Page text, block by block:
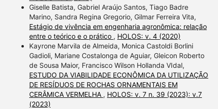
Giselle Batista, Gabriel Araújo Santos, Tiago Badre
Marino, Sandra Regina Gregorio, Gilmar Ferreira Vita,
Estágio de vivência em engenharia agronômica: relação
entre o teórico e o prático , HOLOS: v. 4 (2020)
Kayrone Marvila de Almeida, Monica Castoldi Borlini
Gadioli, Mariane Costalonga de Aguiar, Gleicon Roberto
de Sousa Maior, Francisco Wilson Hollanda VIdal,
ESTUDO DA VIABILIDADE ECONÔMICA DA UTILIZAÇÃO
DE RESÍDUOS DE ROCHAS ORNAMENTAIS EM
CERÂMICA VERMELHA , HOLOS: v. 7 n. 39 (2023): v.7
(2023)